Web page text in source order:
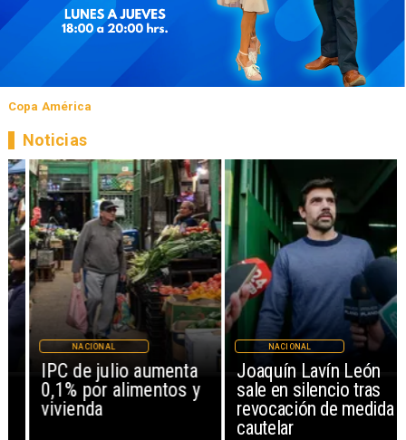
Copa América
IPC de julio aumenta
0,1% por alimentos y
vivienda
NACIONAL
Joaquín Lavín León
sale en silencio tras
revocación de medida
cautelar
NACIONAL
Noticias